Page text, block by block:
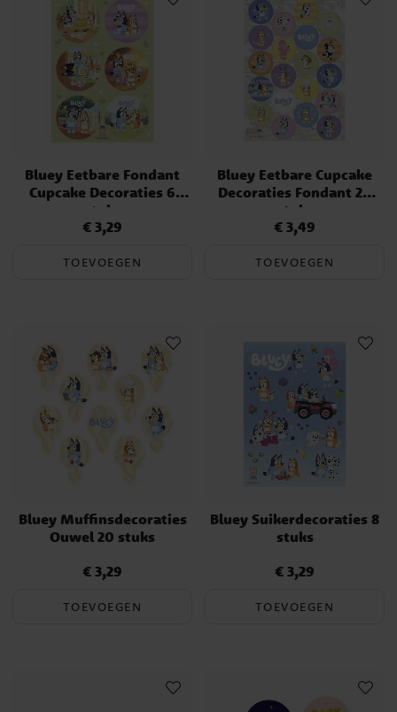
Bluey Eetbare Fondant
Cupcake Decoraties 6
stuks
Prijs :€ 3,29
€ 3,29
TOEVOEGEN
Bluey Eetbare Cupcake
Decoraties Fondant 20
stuks
Prijs :€ 3,49
€ 3,49
TOEVOEGEN
Bluey Muffinsdecoraties
Ouwel 20 stuks
Prijs :€ 3,29
€ 3,29
TOEVOEGEN
Bluey Suikerdecoraties 8
stuks
Prijs :€ 3,29
€ 3,29
TOEVOEGEN